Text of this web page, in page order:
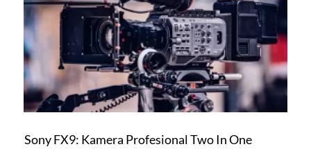
Sony FX9: Kamera Profesional Two In One